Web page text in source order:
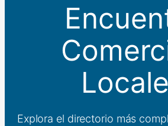
Explora el directorio más